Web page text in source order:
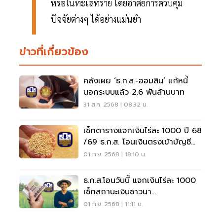
หรือในทะเลทราย โดยอาศัยการควบคุม
ปัจจัยต่างๆ ได้อย่างแม่นยำ
ข่าวที่เกี่ยวข้อง
คลังเผย ‘ธ.ก.ส.-ออมสิน’ แก้หนี้
นอกระบบแล้ว 2.6 พันล้านบาท
31 ส.ค. 2568 | 08:32 น.
เช็กตารางแจกเงินไร่ละ 1000 ปี 68
/69 ธ.ก.ส. โอนเงินตรงเข้าบัญชี
ชาวนา
01 ก.ย. 2568 | 18:10 น.
ธ.ก.ส.โอนวันนี้ แจกเงินไร่ละ 1000
เช็กสถานะเงินชาวนา
Govtransfer.baac.or.th
01 ก.ย. 2568 | 11:11 น.